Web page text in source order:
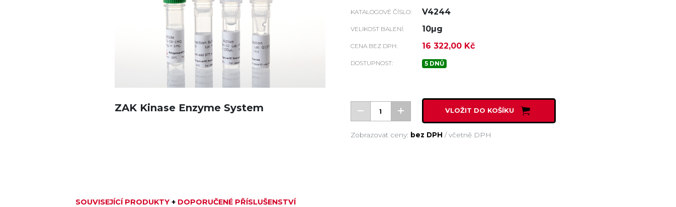
ZAK Kinase Enzyme System
KATALOGOVÉ ČÍSLO: V4244
VELIKOST BALENÍ: 10µg
CENA BEZ DPH: 16 322,00 Kč
DOSTUPNOST: 5 DNŮ
VLOŽIT DO KOŠÍKU
Zobrazovat ceny: bez DPH /včetně DPH
SOUVISEJÍCÍ PRODUKTY+ DOPORUČENÉ PŘÍSLUŠENSTVÍ